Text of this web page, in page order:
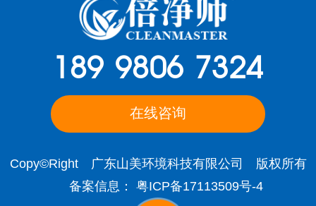
189 9806 7324
在线咨询
Copy©Right 广东山美环境科技有限公司 版权所有
备案信息： 粤ICP备17113509号-4